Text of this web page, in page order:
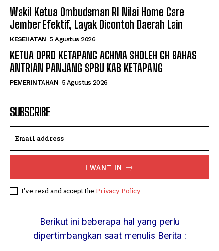
Wakil Ketua Ombudsman RI Nilai Home Care
Jember Efektif, Layak Dicontoh Daerah Lain
KESEHATAN 5 Agustus 2026
KETUA DPRD KETAPANG ACHMA SHOLEH GH BAHAS
ANTRIAN PANJANG SPBU KAB KETAPANG
PEMERINTAHAN 5 Agustus 2026
SUBSCRIBE
I WANT IN
I've read and accept the Privacy Policy.
Berikut ini beberapa hal yang perlu
dipertimbangkan saat menulis Berita :